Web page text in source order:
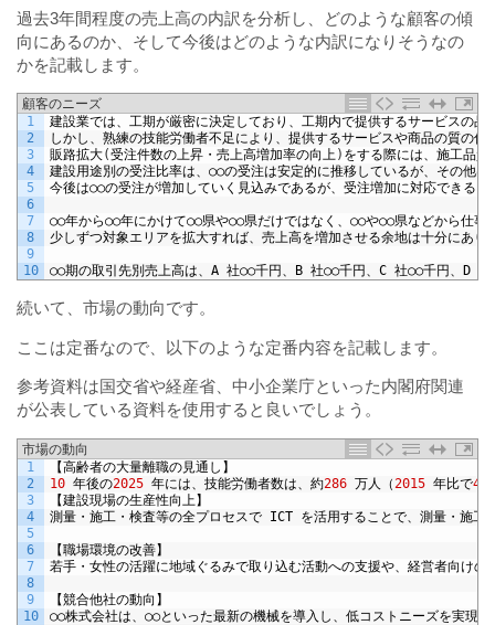
過去3年間程度の売上高の内訳を分析し、どのような顧客の傾
向にあるのか、そして今後はどのような内訳になりそうなの
かを記載します。
顧客のニーズ
1
2
3
4
5
6
7
8
9
10
建設業では、工期が厳密に決定しており、工期内で提供するサービスの品
しかし、熟練の技能労働者不足により、提供するサービスや商品の質の
販路拡大(受注件数の上昇・売上高増加率の向上) をする際には、施工品
建設用途別の受注比率は、○○の受注は安定的に推移しているが、その他
今後は○○の受注が増加していく見込みであるが、受注増加に対応できる
○○年から○○年にかけて○○県や○○県だけではなく、○○や○○県などから仕事
少しずつ対象エリアを拡大すれば、売上高を増加させる余地は十分にあ
○○期の取引先別売上高は、 A 社○○千円、 B 社○○千円、 C 社○○千円、 D
続いて、市場の動向です。
ここは定番なので、以下のような定番内容を記載します。
参考資料は国交省や経産省、中小企業庁といった内閣府関連
が公表している資料を使用すると良いでしょう。
市場の動向
1
2
3
4
5
6
7
8
9
10
【高齢者の大量離職の見通し】
10 年後の2025 年には、技能労働者数は、約286 万人（ 2015 年比で44
【建設現場の生産性向上】
測量・施工・検査等の全プロセスで
ICT を活用することで、測量・施工
【職場環境の改善】
若手・女性の活躍に地域ぐるみで取り込む活動への支援や、経営者向け
【競合他社の動向】
○○株式会社は、○○といった最新の機械を導入し、低コストニーズを実現